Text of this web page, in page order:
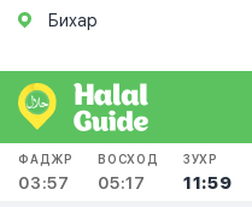
Бихар
ФАДЖР
03:57
ВОСХОД
05:17
ЗУХР
11:59